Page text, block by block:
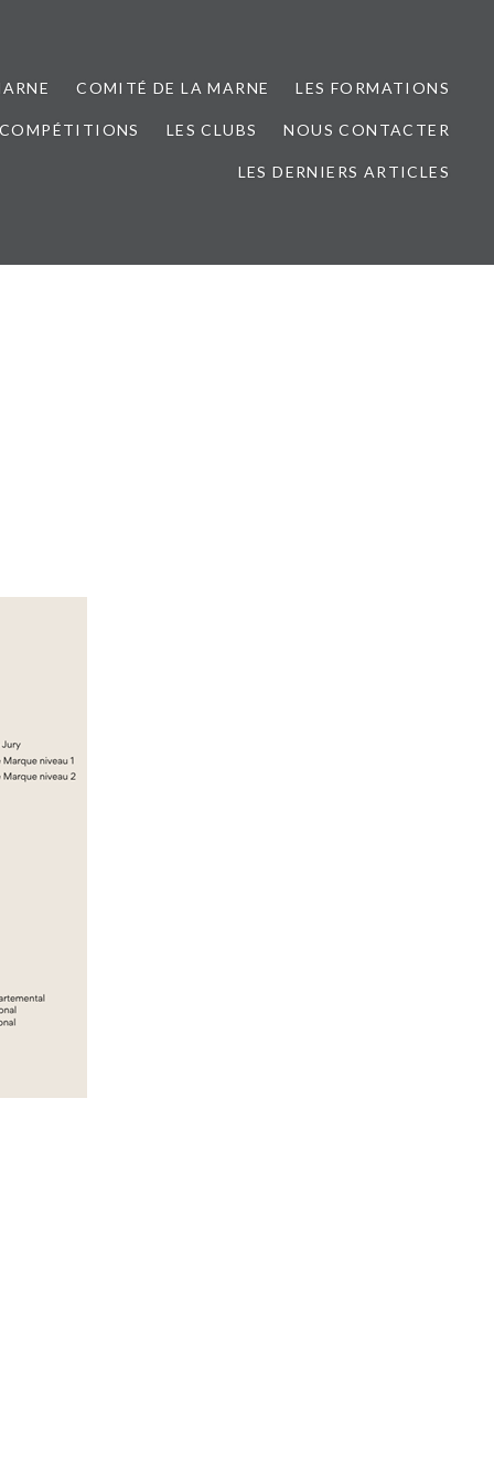
COMITÉ DE LA MARNE LES FORMATIONS
LES CLUBS NOUS CONTACTER
LES DERNIERS ARTICLES